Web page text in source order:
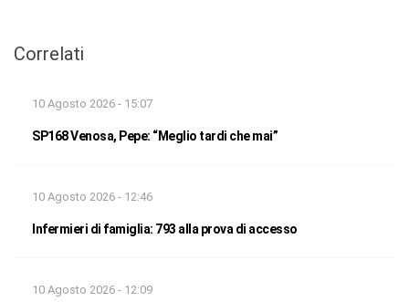
Correlati
10 Agosto 2026 - 15:07
SP168 Venosa, Pepe: “Meglio tardi che mai”
10 Agosto 2026 - 12:46
Infermieri di famiglia: 793 alla prova di accesso
10 Agosto 2026 - 12:09